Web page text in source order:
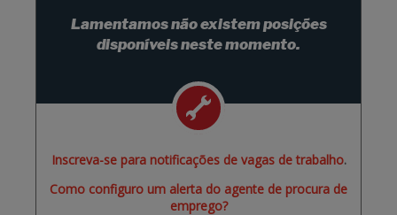
Lamentamos não existem posições
disponíveis neste momento.
Inscreva-se para notificações de vagas de trabalho.
Como configuro um alerta do agente de procura de
emprego?